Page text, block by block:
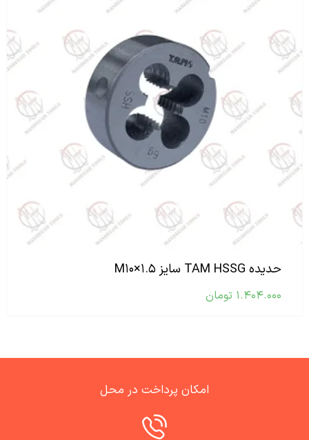
حدیده TAM HSSG سایز M۱۰×۱.۵
۱.۴۰۴.۰۰۰ تومان
امکان پرداخت در محل